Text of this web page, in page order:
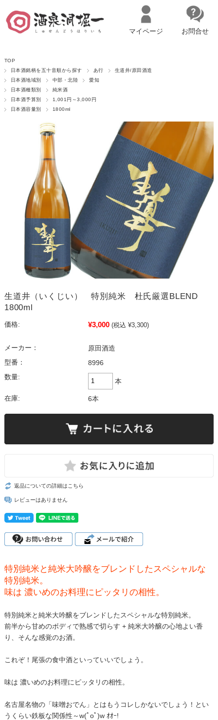
マイページへログイン
マイページ お問合せ
TOP
日本酒銘柄を五十音順から探す
あ行
生道井/原田酒造
日本酒地域別
中部・北陸
愛知
日本酒種類別
純米酒
日本酒予算別
1,001円～3,000円
日本酒容量別
1800ml
生道井（いくじい） 特別純米 杜氏厳選BLEND
1800ml
価格: ¥3,000 (税込 ¥3,300)
メーカー：
原田酒造
型番：
8996
数量:
本
在庫: 6本
返品についての詳細はこちら
レビューはありません
特別純米と純米大吟醸をブレンドしたスペシャルな
特別純米。
味は 濃いめのお料理にピッタリの相性。
特別純米と純米大吟醸をブレンドしたスペシャルな特別純米。
前半から甘めのボディで熟感で切らす + 純米大吟醸の心地よい香
り、そんな感覚のお酒。
これぞ！尾張の食中酒といっていいでしょう。
味は 濃いめのお料理にピッタリの相性。
名古屋名物の「味噌おでん」とはもうコレしかないでしょう！とい
うくらい鉄板な関係性～w(ﾟoﾟ)w ｵｵｰ!